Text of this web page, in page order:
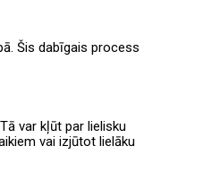
Šis dabīgais process
var kļūt par lielisku
vai izjūtot lielāku